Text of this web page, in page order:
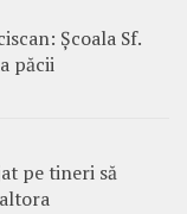
Școala Sf.
păcii
pe tineri să